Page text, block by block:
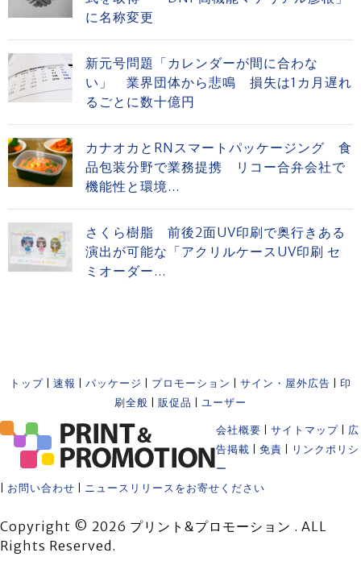
に名称変更
新元号問題「カレンダーが間に合わな
い」 業界団体から悲鳴 損失は1カ月遅れ
るごとに数十億円
カナオカとRNスマートパッケージング 食
品包装分野で業務提携 リコー合弁会社で
機能性と環境...
さくら樹脂 前後2面UV印刷で奥行きある
演出が可能な「アクリルケースUV印刷 セ
ミオーダー...
トップ 速報 パッケージ プロモーション サイン・屋外広告
印
刷全般
販促品 ユーザー
会社概要 サイトマップ
広
告掲載
免責
リンクポリシ
ー
お問い合わせ ニュースリリースをお寄せください
Copyright © 2026 プリント&プロモーション . ALL
Rights Reserved.